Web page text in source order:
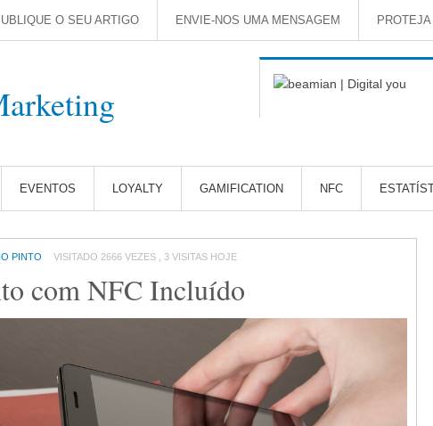
O SEU ARTIGO ENVIE-NOS UMA MENSAGEM
EVENTOS LOYALTY GAMIFICATION NFC
PINTO VISITADO 2666 VEZES , 3 VISITAS HOJE
com NFC Incluído